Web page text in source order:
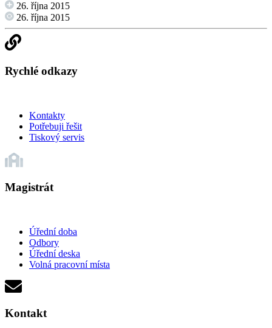
26. října 2015
26. října 2015
Rychlé odkazy
Kontakty
Potřebuji řešit
Tiskový servis
Magistrát
Úřední doba
Odbory
Úřední deska
Volná pracovní místa
Kontakt